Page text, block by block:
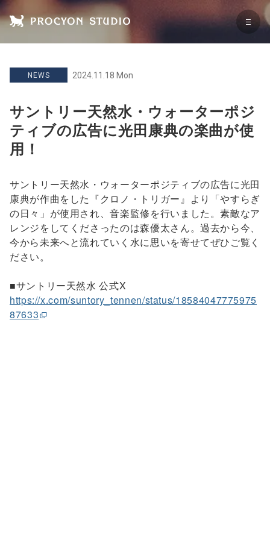
NEWS 2024.11.18 Mon
サントリー天然水・ウォーターポジ
ティブの広告に光田康典の楽曲が使
用！
サントリー天然水・ウォーターポジティブの広告に光田
康典が作曲をした『クロノ・トリガー』より「やすらぎ
の日々」が使用され、音楽監修を行いました。素敵なア
レンジをしてくださったのは森優太さん。過去から今、
今から未来へと流れていく水に思いを寄せてぜひご覧く
ださい。
■サントリー天然水 公式X
https://x.com/suntory_tennen/status/18584047775975
87633